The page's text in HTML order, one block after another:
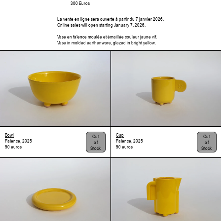
300 Euros
La vente en ligne sera ouverte à partir du 7 janvier 2026.
Online sales will open starting January 7, 2026.
Vase en faïence moulée et émaillée couleur jaune vif.
Vase in molded earthenware, glazed in bright yellow.
Bowl
Faïence, 2025
50 euros
Out
of
Stock
Cup
Faïence, 2025
50 euros
Out
of
Stock